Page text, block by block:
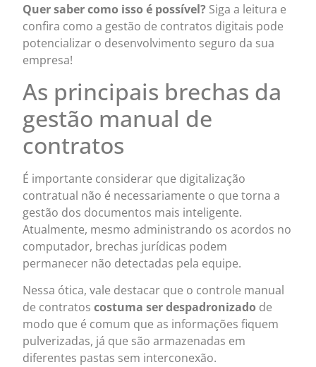
Quer saber como isso é possível? Siga a leitura e
confira como a gestão de contratos digitais pode
potencializar o desenvolvimento seguro da sua
empresa!
As principais brechas da
gestão manual de
contratos
É importante considerar que digitalização
contratual não é necessariamente o que torna a
gestão dos documentos mais inteligente.
Atualmente, mesmo administrando os acordos no
computador, brechas jurídicas podem
permanecer não detectadas pela equipe.
Nessa ótica, vale destacar que o controle manual
de contratoscostuma ser despadronizado de
modo que é comum que as informações fiquem
pulverizadas, já que são armazenadas em
diferentes pastas sem interconexão.